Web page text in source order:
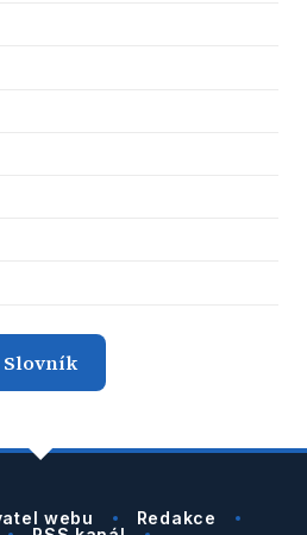
Slovník
webu
Redakce